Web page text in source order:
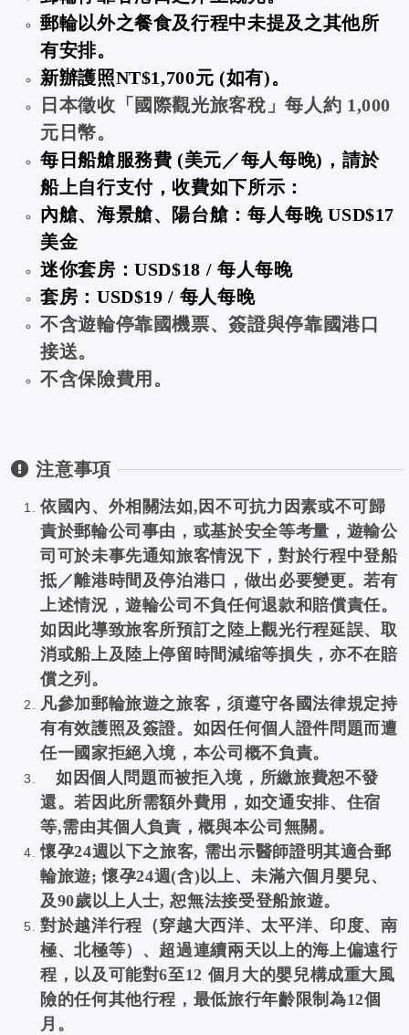
郵輪以外之餐食及行程中未提及之其他所
有安排。
新辦護照NT$1,700元 (如有)。
日本徵收「國際觀光旅客稅」每人約 1,000
元日幣。
每日船艙服務費 (美元／每人每晚)，請於
船上自行支付，收費如下所示：
內艙、海景艙、陽台艙：每人每晚 USD$17
美金
迷你套房：USD$18 / 每人每晚
套房：USD$19 / 每人每晚
不含遊輪停靠國機票、簽證與停靠國港口
接送。
不含保險費用。
注意事項
依國內、外相關法如,因不可抗力因素或不可歸
責於郵輪公司事由，或基於安全等考量，遊輸公
司可於未事先通知旅客情況下，對於行程中登船
抵／離港時間及停泊港口，做出必要變更。若有
上述情況，遊輪公司不負任何退款和賠償責任。
如因此導致旅客所預訂之陸上觀光行程延誤、取
消或船上及陸上停留時間減缩等損失，亦不在賠
償之列。
凡參加郵輪旅遊之旅客，須遵守各國法律規定持
有有效護照及簽證。如因任何個人證件問題而遭
任一國家拒絕入境，本公司概不負責。
如因個人問題而被拒入境，所繳旅費恕不發
還。若因此所需額外費用，如交通安排、住宿
等,需由其個人負責，概與本公司無關。
懷孕24週以下之旅客, 需出示醫師證明其適合郵
輪旅遊; 懷孕24週(含)以上、未滿六個月嬰兒、
及90歲以上人士, 恕無法接受登船旅遊。
對於越洋行程（穿越大西洋、太平洋、印度、南
極、北極等）、超過連續兩天以上的海上偏遠行
程，以及可能對6至12 個月大的嬰兒構成重大風
險的任何其他行程，最低旅行年齡限制為12個
月。